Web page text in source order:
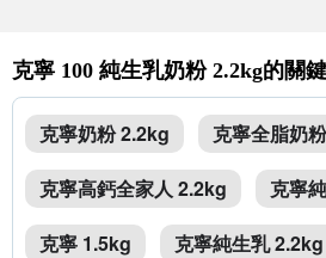
克寧 100 純生乳奶粉 2.2kg的關
克寧奶粉 2.2kg
克寧全脂奶
克寧高鈣全家人 2.2kg
克寧
克寧 1.5kg
克寧純生乳 2.2kg